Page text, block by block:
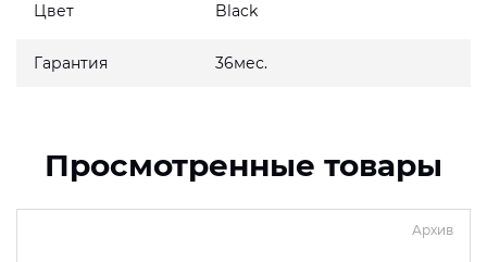
Цвет Black
Гарантия 36мес.
Просмотренные товары
Архив